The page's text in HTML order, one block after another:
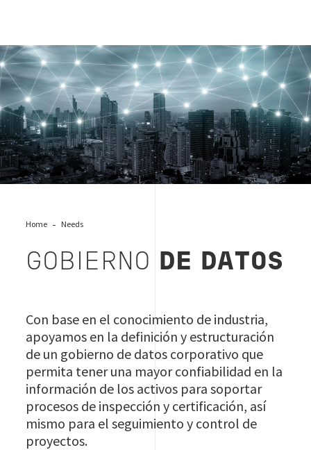
Gobierno de datos | servicio Bureau Veritas Colombiaa
Home Needs
GOBIERNO DE DATOS
Con base en el conocimiento de industria,
apoyamos en la definición y estructuración
de un gobierno de datos corporativo que
permita tener una mayor confiabilidad en la
información de los activos para soportar
procesos de inspección y certificación, así
mismo para el seguimiento y control de
proyectos.